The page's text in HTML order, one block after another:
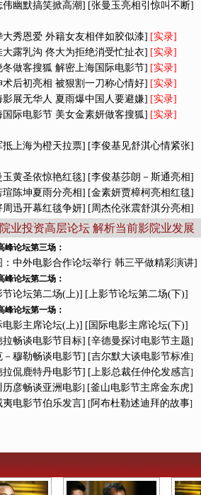
伟幽默搞笑掀高潮] [张曼玉亮相引惊叫不断]
大秀恩爱 外籍女友相伴如胶似漆] [实录]
大露乳沟 佟大为拒绝消受忙扯衣] [实录]
冬做客搜狐 解密上海国际电影节] [实录]
术后初亮相 被狠割一刀称心情好] [实录]
影展无华人 夏雨爆中国人要避嫌] [实录]
国际电影节 美女金素妍做客搜狐] [实录]
抵上海为橙天拉票] [李俊基见舒淇心情紧张]
玉黄圣依惊艳红毯] [李俊基莎朗－斯通亮相]
瑄陈坤夏雨分亮相] [金素妍贾樟柯亮相红毯]
周迅开幕红毯争妍] [周杰伦张震舒淇分亮相]
业投资高层论坛 解析当前影院业发展
峰论坛第三场：
：中外电影合作论坛举行 韩三平做精彩演讲]
峰论坛第二场：
节论坛第二场(上)] [上影节论坛第二场(下)]
峰论坛第一场：
电影主席论坛(上)] [国际电影主席论坛(下)]
拉畅谈电影节目标] [辛德曼探讨电影节主题]
－穆勒畅谈电影节] [吉尔默大谈电影节标准]
拉侃鹿特丹电影节] [上影总裁任仲伦发感言]
历彦畅谈亚洲电影] [釜山电影节主席金东虎]
夷电影节伯乐发言] [阿布杜勒述迪拜的故事]